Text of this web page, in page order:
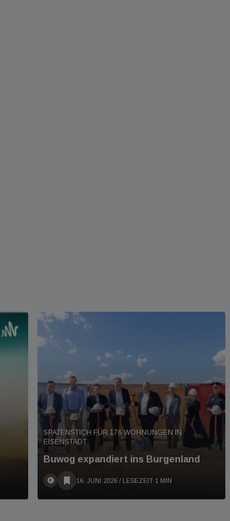
SPATENSTICH FÜR 176 WOHNUNGEN IN
EISENSTADT
Buwog expandiert ins Burgenland
16. JUNI 2026 / LESEZEIT 1 MIN